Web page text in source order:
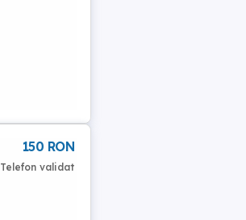
150 RON
Telefon validat